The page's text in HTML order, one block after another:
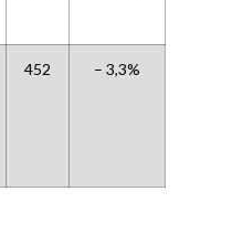
452 – 3,3%